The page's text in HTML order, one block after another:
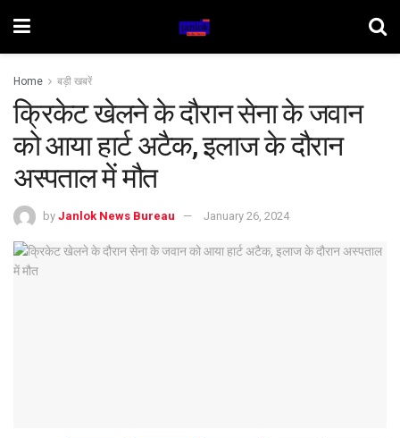
Home बड़ी खबरें
क्रिकेट खेलने के दौरान सेना के जवान
को आया हार्ट अटैक, इलाज के दौरान
अस्पताल में मौत
by Janlok News Bureau January 26, 2024